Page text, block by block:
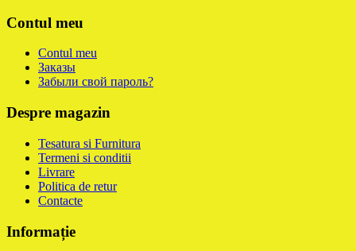
Contul meu
Contul meu
Заказы
Забыли свой пароль?
Despre magazin
Tesatura si Furnitura
Termeni si conditii
Livrare
Politica de retur
Contacte
Informație